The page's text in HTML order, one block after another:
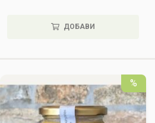
ДОБАВИ
%